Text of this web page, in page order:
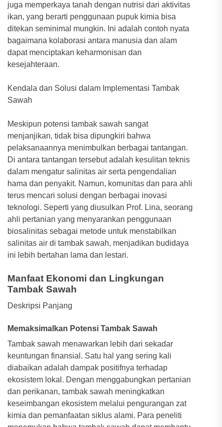
juga memperkaya tanah dengan nutrisi dari aktivitas
ikan, yang berarti penggunaan pupuk kimia bisa
ditekan seminimal mungkin. Ini adalah contoh nyata
bagaimana kolaborasi antara manusia dan alam
dapat menciptakan keharmonisan dan
kesejahteraan.
Kendala dan Solusi dalam Implementasi Tambak
Sawah
Meskipun potensi tambak sawah sangat
menjanjikan, tidak bisa dipungkiri bahwa
pelaksanaannya menimbulkan berbagai tantangan.
Di antara tantangan tersebut adalah kesulitan teknis
dalam mengatur salinitas air serta pengendalian
hama dan penyakit. Namun, komunitas dan para ahli
terus mencari solusi dengan berbagai inovasi
teknologi. Seperti yang diusulkan Prof. Lina, seorang
ahli pertanian yang menyarankan penggunaan
biosalinitas sebagai metode untuk menstabilkan
salinitas air di tambak sawah, menjadikan budidaya
ini lebih bertahan lama dan lestari.
Manfaat Ekonomi dan Lingkungan
Tambak Sawah
Deskripsi Panjang
Memaksimalkan Potensi Tambak Sawah
Tambak sawah menawarkan lebih dari sekadar
keuntungan finansial. Satu hal yang sering kali
diabaikan adalah dampak positifnya terhadap
ekosistem lokal. Dengan menggabungkan pertanian
dan perikanan, tambak sawah meningkatkan
keseimbangan ekosistem melalui pengurangan zat
kimia dan pemanfaatan siklus alami. Para peneliti